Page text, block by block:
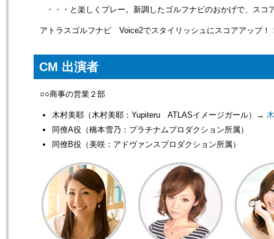
・・・と楽しくプレー。新調したゴルフナビのおかげで、スコ
アトラスゴルフナビ Voice2でスタイリッシュにスコアアップ！
CM 出演者
○○商事の営業２部
木村美耶（木村美耶：Yupiteru ATLASイメージガール）→
同僚A役（橋本雪乃：プラチナムプロダクション所属）
同僚B役（美咲：アドヴァンスプロダクション所属）